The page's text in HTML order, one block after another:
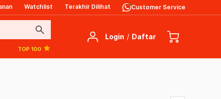
Watchlist Terakhir Dilihat Customer Service
search
TOP 100
Login / Daftar